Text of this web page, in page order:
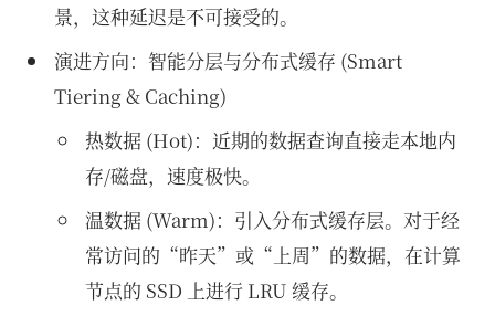
景，这种延迟是不可接受的。
演进方向：智能分层与分布式缓存 (Smart
Tiering & Caching)
热数据 (Hot)：近期的数据查询直接走本地内
存/磁盘，速度极快。
温数据 (Warm)：引入分布式缓存层。对于经
常访问的“昨天”或“上周”的数据，在计算
节点的 SSD 上进行 LRU 缓存。